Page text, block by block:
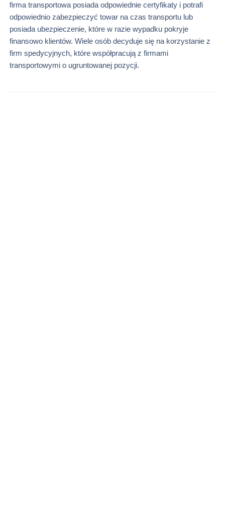
firma transportowa posiada odpowiednie certyfikaty i potrafi
odpowiednio zabezpieczyć towar na czas transportu lub
posiada ubezpieczenie, które w razie wypadku pokryje
finansowo klientów. Wiele osób decyduje się na korzystanie z
firm spedycyjnych, które współpracują z firmami
transportowymi o ugruntowanej pozycji.